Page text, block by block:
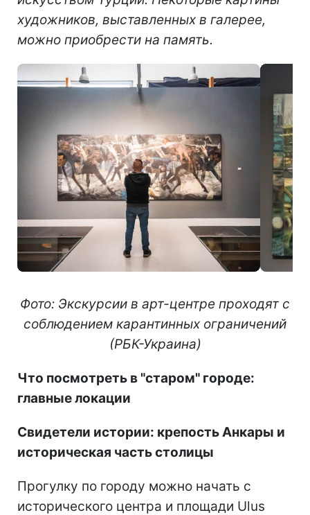
художников, выставленных в галерее,
можно приобрести на память.
Фото: Экскурсии в арт-центре проходят с
соблюдением карантинных ограничений
(РБК-Украина)
Что посмотреть в "старом" городе:
главные локации
Свидетели истории: крепость Анкары и
историческая часть столицы
Прогулку по городу можно начать с
исторического центра и площади Ulus